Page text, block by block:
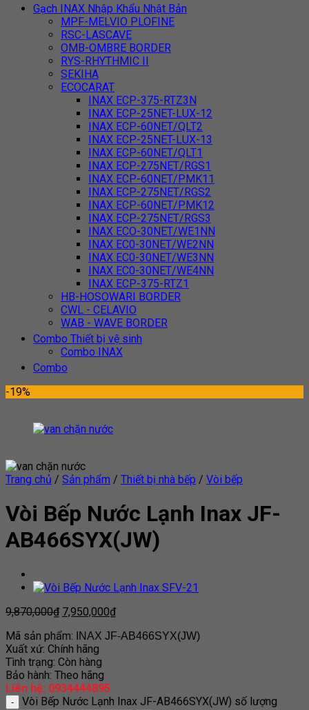
Gạch INAX Nhập Khẩu Nhật Bản
MPF-MELVIO PLOFINE
RSC-LASCAVE
OMB-OMBRE BORDER
RYS-RHYTHMIC II
SEKIHA
ECOCARAT
INAX ECP-375-RTZ3N
INAX ECP-25NET-LUX-12
INAX ECP-60NET/QLT2
INAX ECP-25NET-LUX-13
INAX ECP-60NET/QLT1
INAX ECP-275NET/RGS1
INAX ECP-60NET/PMK11
INAX ECP-275NET/RGS2
INAX ECP-60NET/PMK12
INAX ECP-275NET/RGS3
INAX ECO-30NET/WE1NN
INAX EC0-30NET/WE2NN
INAX EC0-30NET/WE3NN
INAX EC0-30NET/WE4NN
INAX ECP-375-RTZ1
HB-HOSOWARI BORDER
CWL - CELAVIO
WAB - WAVE BORDER
Combo Thiết bị vệ sinh
Combo INAX
Combo
-19%
Trang chủ / Sản phẩm / Thiết bị nhà bếp / Vòi bếp
Vòi Bếp Nước Lạnh Inax JF-
AB466SYX(JW)
9,870,000₫ 7,950,000₫
Mã sản phẩm:
INAX JF-AB466SYX(JW)
Xuất xứ: Chính hãng
Tình trạng: Còn hàng
Bảo hành: Theo hãng
Liên hệ: 0934444895
Vòi Bếp Nước Lạnh Inax JF-AB466SYX(JW) số lượng